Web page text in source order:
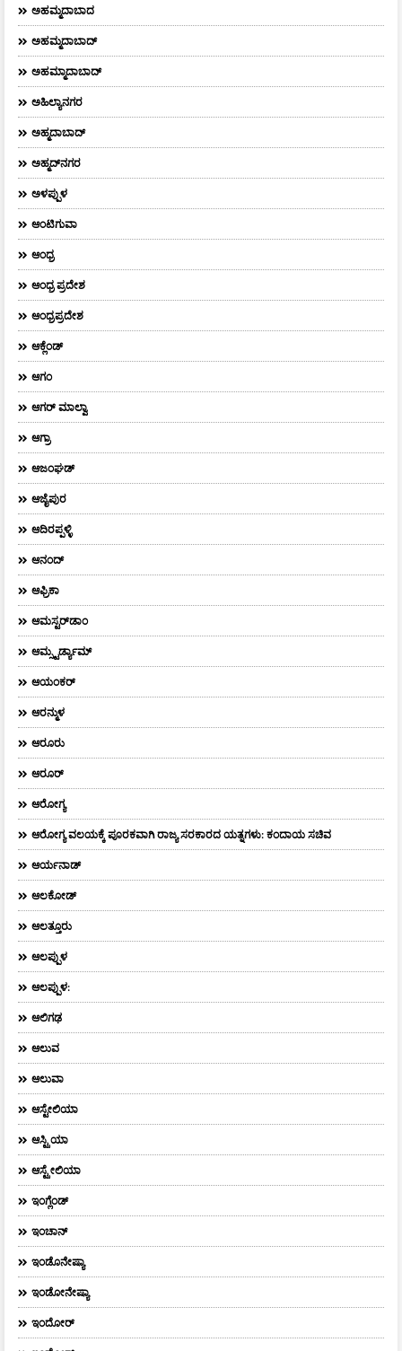
ಅಹಮ್ಮದಾಬಾದ
ಅಹಮ್ಮದಾಬಾದ್
ಅಹಮ್ಮಾದಾಬಾದ್
ಅಹಿಲ್ಯಾನಗರ
ಅಹ್ಮದಾಬಾದ್
ಅಹ್ಮದ್‌ನಗರ
ಅಳಪ್ಪುಳ
ಆಂಟಿಗುವಾ
ಆಂಧ್ರ
ಆಂಧ್ರ ಪ್ರದೇಶ
ಆಂಧ್ರಪ್ರದೇಶ
ಆಕ್ಲೆಂಡ್
ಆಗಂ
ಆಗರ್‌ ಮಾಲ್ವಾ
ಆಗ್ರಾ
ಆಜಂಘಡ್
ಆಜೈಪುರ
ಆದಿರಪ್ಪಳ್ಳಿ
ಆನಂದ್‌
ಆಫ್ರಿಕಾ
ಆಮಸ್ಟರ್‌ಡಾಂ
ಆಮ್ಸ್ಟರ್ಡ್ಯಾಮ್
ಆಯಂಕರ್
ಆರನ್ಮುಳ
ಆರೂರು
ಆರೂರ್
ಆರೋಗ್ಯ
ಆರೋಗ್ಯ ವಲಯಕ್ಕೆ ಪೂರಕವಾಗಿ ರಾಜ್ಯ ಸರಕಾರದ ಯತ್ನಗಳು: ಕಂದಾಯ ಸಚಿವ
ಆರ್ಯನಾಡ್
ಆಲಕೋಡ್
ಆಲತ್ತೂರು
ಆಲಪ್ಪುಳ
ಆಲಪ್ಪುಳ:
ಆಲಿಗಢ
ಆಲುವ
ಆಲುವಾ
ಆಸ್ಟೇಲಿಯಾ
ಆಸ್ಟ್ರಿಯಾ
ಆಸ್ಟ್ರೇಲಿಯಾ
ಇಂಗ್ಲೆಂಡ್
ಇಂಚಾನ್
ಇಂಡೊನೇಷ್ಯಾ
ಇಂಡೋನೇಷ್ಯಾ
ಇಂದೋರ್